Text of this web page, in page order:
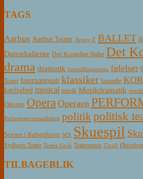
TAGS
Aarhus Aarhus Teater Aveny-T BALLET
Dansehallerne Den Kongelige Ballet Det
drama dramatik forestillingsmenu følelser
Teater Internationalt klassiker komedie
kærlighed musical musik Musikdramatik
Odense Opera Operaen
Performanceinstallation politikpolitisk
Scener i København sex Skuespil
Sydhavn Teater Teater Grob Teatermenu Tivoli
TILBAGEBLIK